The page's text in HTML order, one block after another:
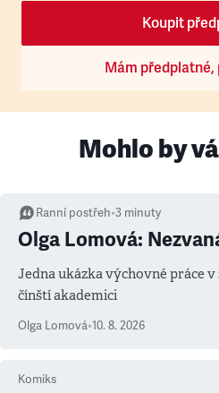
Koupit
Mám předplatné,
Mohlo by
Ranní postřeh•3 minuty
Olga Lomová:
Jedna ukázka výchovné práce
čínští akademici
Olga Lomová•10. 8. 2026
Komiks